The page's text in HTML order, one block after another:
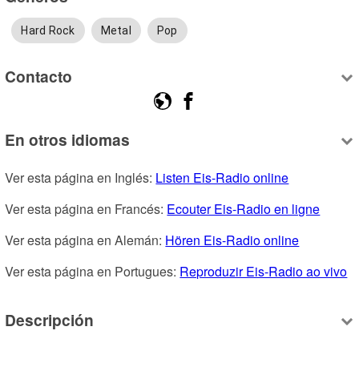
Hard Rock Metal Pop
Contacto
En otros idiomas
Ver esta página en Inglés: Listen Eis-Radio online
Ver esta página en Francés: Ecouter Eis-Radio en ligne
Ver esta página en Alemán: Hören Eis-Radio online
Ver esta página en Portugues: Reproduzir Eis-Radio ao vivo
Descripción